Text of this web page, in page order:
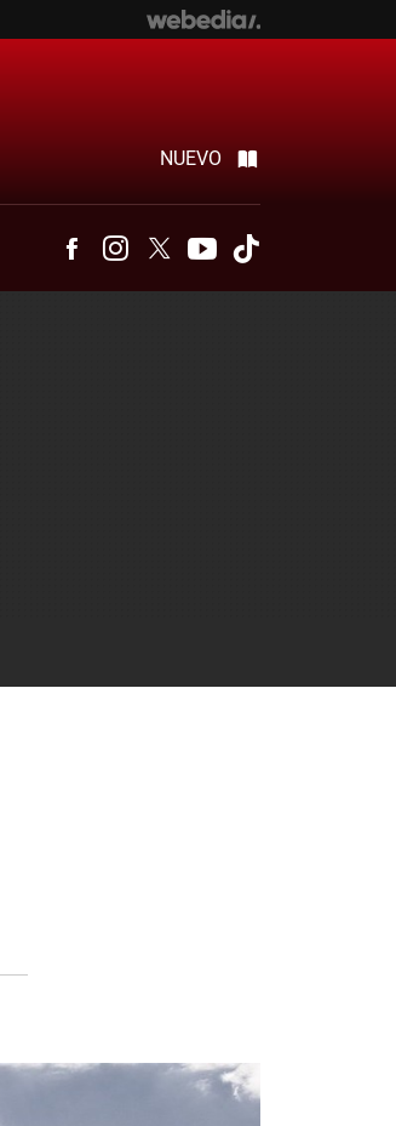
NUEVO
FacebookInstagram
Twitter Youtube